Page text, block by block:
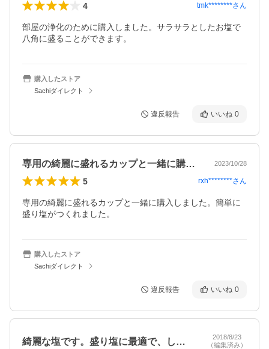
4 tmk********さん
部屋の浄化のために購入しました。サラサラとしたお塩で
八角に盛ることができます。
購入したストア
Sachiダイレクト
違反報告 いいね 0
専用の綺麗に盛れるカップと一緒に購入し… 2023/10/28
5 rxh********さん
専用の綺麗に盛れるカップと一緒に購入しました。簡単に
盛り塩がつくれました。
購入したストア
Sachiダイレクト
違反報告 いいね 0
綺麗な塩です。盛り塩に最適で、しかも安…
2018/8/23
（編集済み）